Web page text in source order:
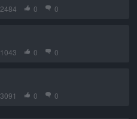
2484 0 0
1043 0 0
3091 0 0